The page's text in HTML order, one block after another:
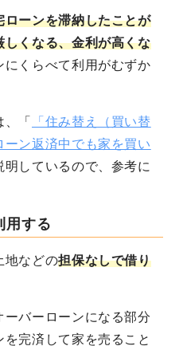
ローンを滞納したことが
くなる、金利が高くな
くらべて利用がむずか
「
「住み替え（買い替
ーン返済中でも家を買い
明しているので、参考に
用する
地などの担保なしで借り
バーローンになる部分
完済して家を売ること